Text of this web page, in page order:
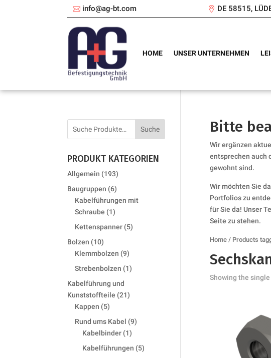
info@ag-bt.com DE 58515,
HOME UNSER UNTERNEHMEN
Bitte
Wir ergänzen
entsprechen auch
gewohnt sind.
Wir möchten Sie
Portfolios zu
für Sie da! Unser
Seite zu stehen.
Home/ Products
Showing the
Suche
PRODUKT KATEGORIEN
Allgemein 193193
products
Baugruppen 66
products
Kabelführungen mit
Schraube
11
product
Kettenspanner 55
Bolzen 1010
products
Klemmbolzen 99
products
Strebenbolzen 11
Kabelführung und
Kunststoffteile 2121
Kappen 55
products
Rund ums Kabel 99
Kabelbinder 11
product
Kabelführungen 55